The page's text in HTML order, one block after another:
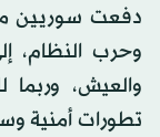
دفعت سوريين
وحرب النظام،
والعيش،
تطورات أمنية